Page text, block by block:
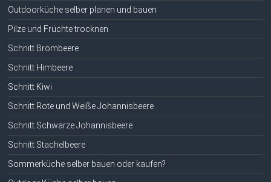
Outdoorküche selber planen und bauen
Pilze und Früchte trocknen
Schnitt Brombeere
Schnitt Himbeere
Schnitt Kiwi
Schnitt Rote und Weiße Johannisbeere
Schnitt Schwarze Johannisbeere
Schnitt Stachelbeere
Sommerküche selber bauen oder kaufen?